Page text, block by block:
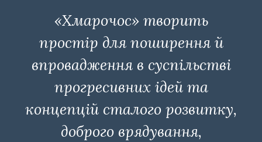
«Хмарочос» творить
простір для поширення й
впровадження в суспільстві
прогресивних ідей та
концепцій сталого розвитку,
доброго врядування,